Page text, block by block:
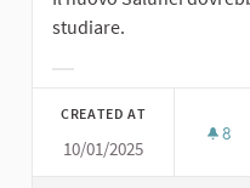
studiare.
CREATED AT
10/01/2025
8